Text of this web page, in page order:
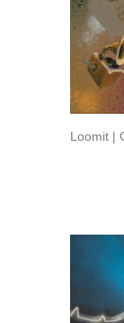
Loomit |